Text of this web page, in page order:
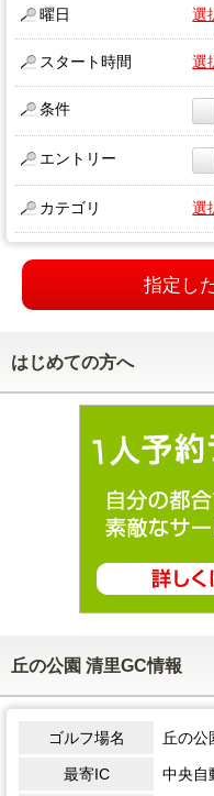
曜日 選
スタート時間 選
条件
エントリー
カテゴリ 選
指定し
はじめての方へ
丘の公園 清里GC情報
ゴルフ場名 丘の公
最寄IC 中央自